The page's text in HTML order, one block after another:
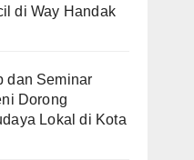
di Way Handak
dan Seminar
Dorong
Lokal di Kota